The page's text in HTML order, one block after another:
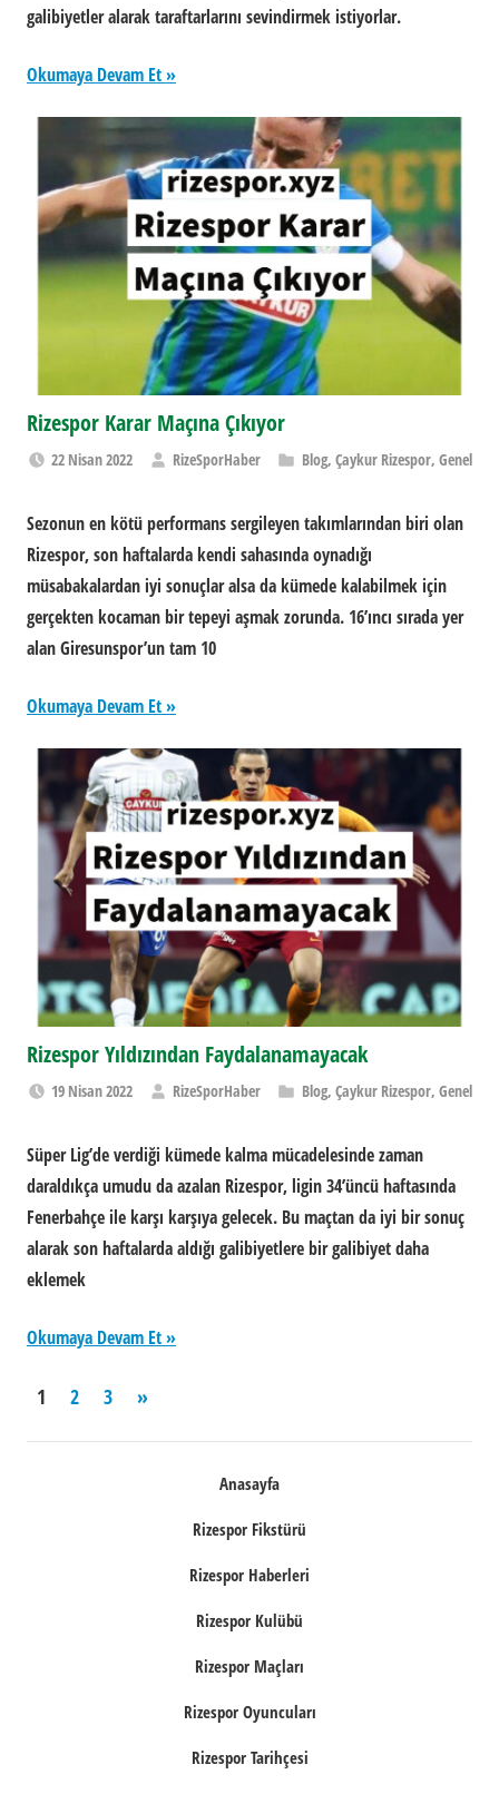
galibiyetler alarak taraftarlarını sevindirmek istiyorlar.
Okumaya Devam Et
Rizespor Karar Maçına Çıkıyor
22 Nisan 2022 RizeSporHaber Blog, Çaykur Rizespor, Genel
Sezonun en kötü performans sergileyen takımlarından biri olan
Rizespor, son haftalarda kendi sahasında oynadığı
müsabakalardan iyi sonuçlar alsa da kümede kalabilmek için
gerçekten kocaman bir tepeyi aşmak zorunda. 16’ıncı sırada yer
alan Giresunspor’un tam 10
Okumaya Devam Et
Rizespor Yıldızından Faydalanamayacak
19 Nisan 2022 RizeSporHaber Blog, Çaykur Rizespor, Genel
Süper Lig’de verdiği kümede kalma mücadelesinde zaman
daraldıkça umudu da azalan Rizespor, ligin 34’üncü haftasında
Fenerbahçe ile karşı karşıya gelecek. Bu maçtan da iyi bir sonuç
alarak son haftalarda aldığı galibiyetlere bir galibiyet daha
eklemek
Okumaya Devam Et
Yazı
sayfalaması
1 2 3
Next
»
Anasayfa
Rizespor Fikstürü
Rizespor Haberleri
Rizespor Kulübü
Rizespor Maçları
Rizespor Oyuncuları
Rizespor Tarihçesi